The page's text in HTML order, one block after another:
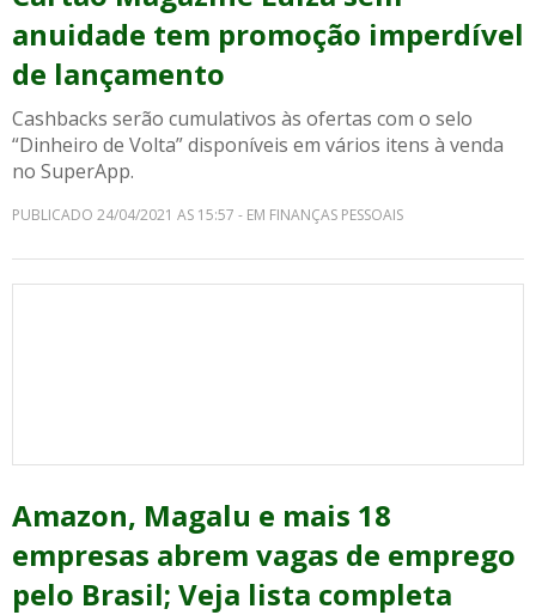
anuidade tem promoção imperdível
de lançamento
Cashbacks serão cumulativos às ofertas com o selo
“Dinheiro de Volta” disponíveis em vários itens à venda
no SuperApp.
PUBLICADO 24/04/2021 AS 15:57 - EM FINANÇAS PESSOAIS
Amazon, Magalu e mais 18
empresas abrem vagas de emprego
pelo Brasil; Veja lista completa